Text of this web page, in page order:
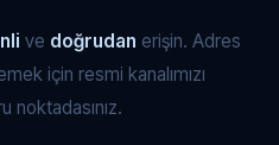
ve doğrudan erişin. Adres
için resmi kanalımızı
noktadasınız.